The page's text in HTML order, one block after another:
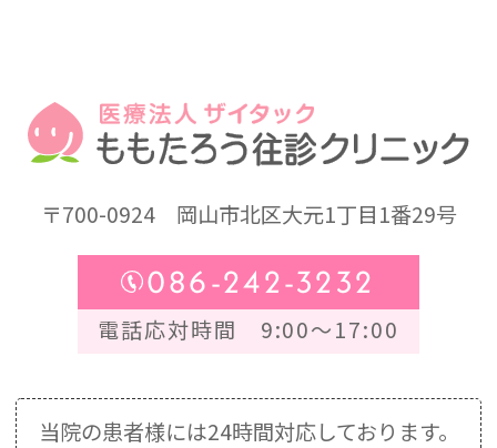
〒700-0924岡山市北区大元1丁目1番29号
086-242-3232
電話応対時間 9:00～17:00
当院の患者様には24時間対応しております。